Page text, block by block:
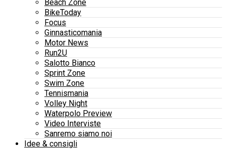
Beach Zone
BikeToday
Focus
Ginnasticomania
Motor News
Run2U
Salotto Bianco
Sprint Zone
Swim Zone
Tennismania
Volley Night
Waterpolo Preview
Video Interviste
Sanremo siamo noi
Idee & consigli